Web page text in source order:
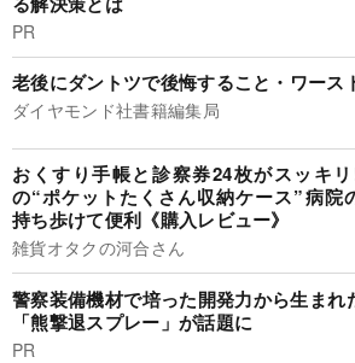
PR
老後にダントツで後悔すること・ワース
ダイヤモンド社書籍編集局
おくすり手帳と診察券24枚がスッキ
の“ポケットたくさん収納ケース”病院
持ち歩けて便利《購入レビュー》
雑貨オタクの河合さん
警察装備機材で培った開発力から生まれ
「熊撃退スプレー」が話題に
PR